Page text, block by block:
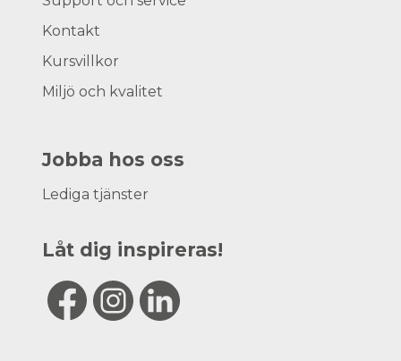
Kontakt
Kursvillkor
Miljö och kvalitet
Jobba hos oss
Lediga tjänster
Låt dig inspireras!